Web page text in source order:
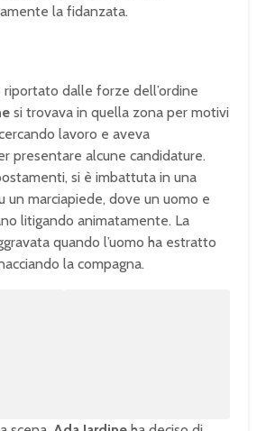
la fidanzata.
dalle forze dell’ordine
si trovava in quella zona per motivi
lavoro e aveva
presentare alcune candidature.
si è imbattuta in una
un marciapiede, dove un uomo e
litigando animatamente. La
quando l’uomo ha estratto
la compagna.